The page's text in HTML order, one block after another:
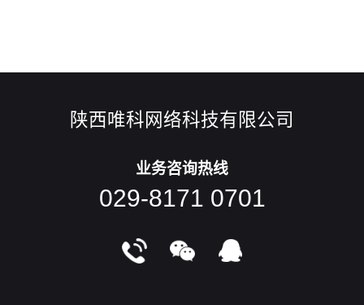
陕西唯科网络科技有限公司
业务咨询热线
029-8171 0701